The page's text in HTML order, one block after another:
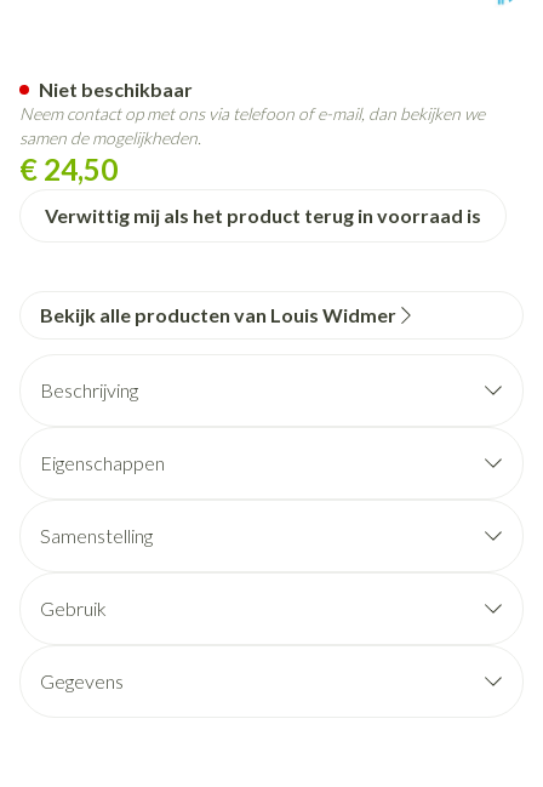
€ 24,50
Verwittig mij als het product terug in voorraad is
Niet beschikbaar
Neem contact op met ons via telefoon of e-mail, dan bekijken we
samen de mogelijkheden.
Bekijk alle producten van Louis Widmer
Beschrijving
Eigenschappen
Samenstelling
Gebruik
Gegevens